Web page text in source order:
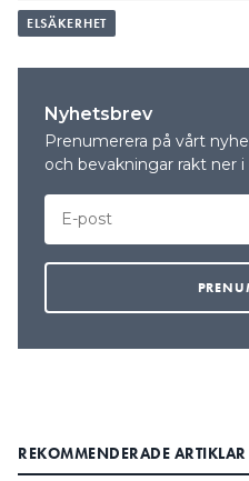
ELSÄKERHET
Nyhetsbrev
Prenumerera på vårt
och bevakningar rakt ner
REKOMMENDERADE ARTIKLAR